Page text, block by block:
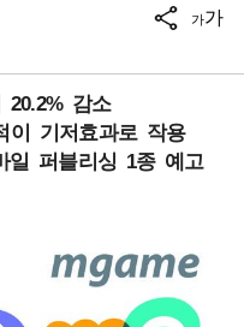
가가
20.2% 감소
이 기저효과로 작용
일 퍼블리싱 1종 예고